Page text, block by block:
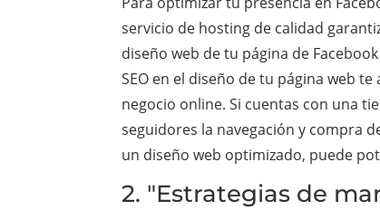
servicio de hosting de calidad
diseño web de tu página de
SEO en el diseño de tu página web
negocio online. Si cuentas con una
seguidores la navegación y compra
un diseño web optimizado, puede
2. "Estrategias de